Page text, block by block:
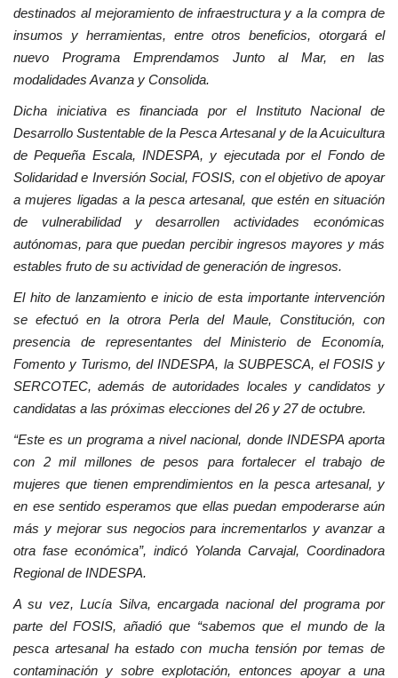
destinados al mejoramiento de infraestructura y a la compra de
insumos y herramientas, entre otros beneficios, otorgará el
nuevo Programa Emprendamos Junto al Mar, en las
modalidades Avanza y Consolida.
Dicha iniciativa es financiada por el Instituto Nacional de
Desarrollo Sustentable de la Pesca Artesanal y de la Acuicultura
de Pequeña Escala, INDESPA, y ejecutada por el Fondo de
Solidaridad e Inversión Social, FOSIS, con el objetivo de apoyar
a mujeres ligadas a la pesca artesanal, que estén en situación
de vulnerabilidad y desarrollen actividades económicas
autónomas, para que puedan percibir ingresos mayores y más
estables fruto de su actividad de generación de ingresos.
El hito de lanzamiento e inicio de esta importante intervención
se efectuó en la otrora Perla del Maule, Constitución, con
presencia de representantes del Ministerio de Economía,
Fomento y Turismo, del INDESPA, la SUBPESCA, el FOSIS y
SERCOTEC, además de autoridades locales y candidatos y
candidatas a las próximas elecciones del 26 y 27 de octubre.
“Este es un programa a nivel nacional, donde INDESPA aporta
con 2 mil millones de pesos para fortalecer el trabajo de
mujeres que tienen emprendimientos en la pesca artesanal, y
en ese sentido esperamos que ellas puedan empoderarse aún
más y mejorar sus negocios para incrementarlos y avanzar a
otra fase económica”, indicó Yolanda Carvajal, Coordinadora
Regional de INDESPA.
A su vez, Lucía Silva, encargada nacional del programa por
parte del FOSIS, añadió que “sabemos que el mundo de la
pesca artesanal ha estado con mucha tensión por temas de
contaminación y sobre explotación, entonces apoyar a una